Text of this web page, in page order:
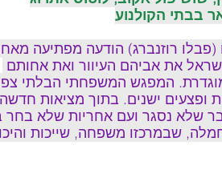
רוזנברג) הודעה מפתיעה
את אביהם העיוור ואת אחותם
המפגש המשפחתי הבלתי
ופצעים ישנים. בתוך מציאות חדשה
שלא נסגר ועם אחריות שלא בחר
שבמרכזו משפחה, שייכות